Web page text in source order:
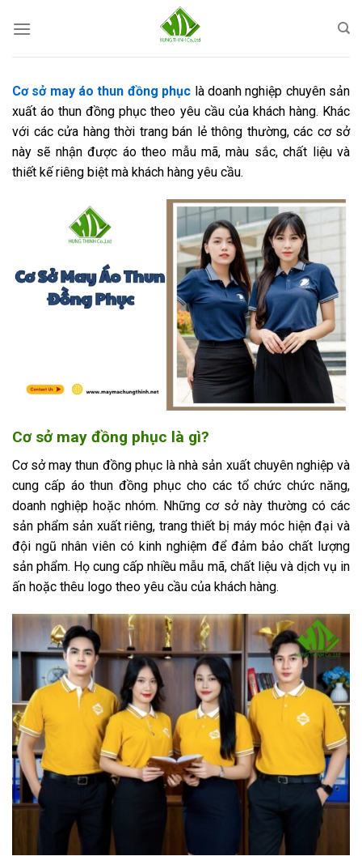
Cơ sở may áo thun đồng phục là doanh nghiệp chuyên sản
xuất áo thun đồng phục theo yêu cầu của khách hàng. Khác
với các cửa hàng thời trang bán lẻ thông thường, các cơ sở
này sẽ nhận được áo theo mẫu mã, màu sắc, chất liệu và
thiết kế riêng biệt mà khách hàng yêu cầu.
Cơ sở may đồng phục là gì?
Cơ sở may thun đồng phục là nhà sản xuất chuyên nghiệp và
cung cấp áo thun đồng phục cho các tổ chức chức năng,
doanh nghiệp hoặc nhóm. Những cơ sở này thường có các
sản phẩm sản xuất riêng, trang thiết bị máy móc hiện đại và
đội ngũ nhân viên có kinh nghiệm để đảm bảo chất lượng
sản phẩm. Họ cung cấp nhiều mẫu mã, chất liệu và dịch vụ in
ấn hoặc thêu logo theo yêu cầu của khách hàng.